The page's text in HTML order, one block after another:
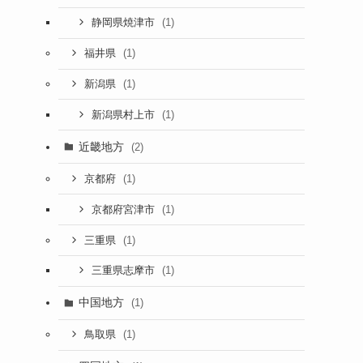
静岡県焼津市 (1)
福井県 (1)
新潟県 (1)
新潟県村上市 (1)
近畿地方 (2)
京都府 (1)
京都府宮津市 (1)
三重県 (1)
三重県志摩市 (1)
中国地方 (1)
鳥取県 (1)